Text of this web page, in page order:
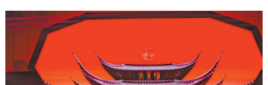
市领导
政策兑现 政策解读 回应关切